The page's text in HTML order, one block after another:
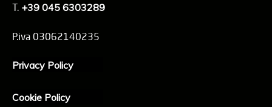
T. +39 045 6303289
P.iva 03062140235
Privacy Policy
Cookie Policy